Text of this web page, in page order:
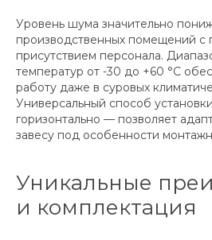
Уровень шума значительно
производственных помещений с
присутствием персонала.
температур от -30 до +60 °C
работу даже в суровых
Универсальный способ
горизонтально — позволяет
завесу под особенности
Уникальные
и комплектация